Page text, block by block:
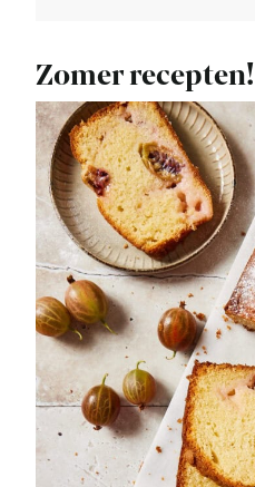
Zomer recepten!